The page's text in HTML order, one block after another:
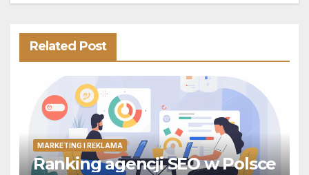
Related Post
MARKETING I REKLAMA
Ranking agencji SEO w Polsce